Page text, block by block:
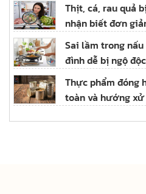
Thịt, cá, rau quả
nhận biết đơn
Sai lầm trong
đình dễ bị ngộ độc
Thực phẩm đóng
toàn và hướng